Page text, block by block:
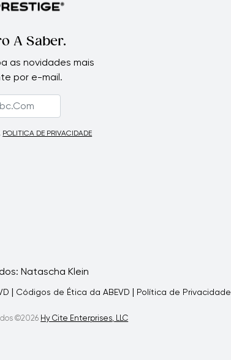
A Saber.
as novidades mais
por e-mail.
POLITICA DE PRIVACIDADE
Natascha Klein
| Códigos de Ética da ABEVD | Política de Privacidade
©2026 Hy Cite Enterprises, LLC